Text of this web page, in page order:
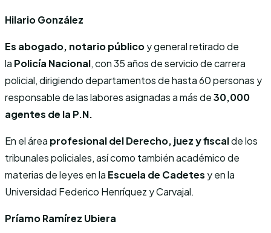
Hilario González
Es abogado, notario públicoy general retirado de
la Policía Nacional, con 35 años de servicio de carrera
policial, dirigiendo departamentos de hasta 60 personas y
responsable de las labores asignadas a más de30,000
agentes de la P.N.
En el área profesional del Derecho, juez y fiscalde los
tribunales policiales, así como también académico de
materias de leyes en la Escuela de Cadetes y en la
Universidad Federico Henríquez y Carvajal.
Príamo Ramírez Ubiera